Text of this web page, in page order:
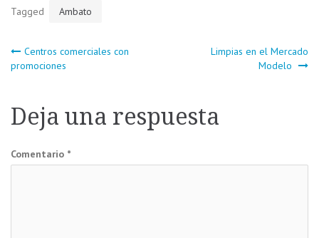
Tagged Ambato
Navegación
entradas
Centros comerciales con
promociones
Limpias en el Mercado
Modelo
Deja una respuesta
Comentario *